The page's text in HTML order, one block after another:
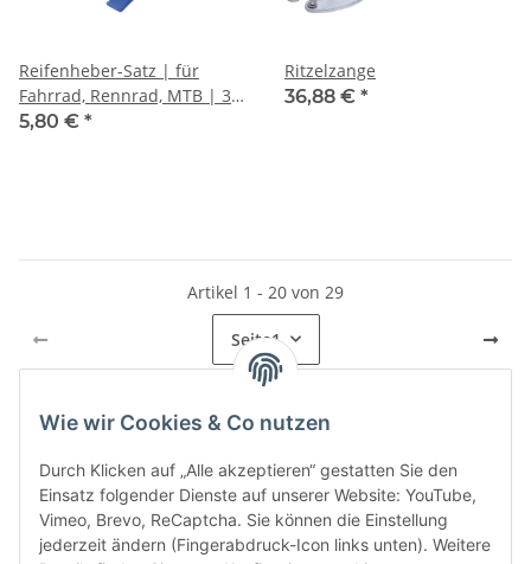
Wie wir Cookies & Co nutzen
Durch Klicken auf „Alle akzeptieren“ gestatten Sie den
Einsatz folgender Dienste auf unserer Website: YouTube,
Vimeo, Brevo, ReCaptcha. Sie können die Einstellung
jederzeit ändern (Fingerabdruck-Icon links unten). Weitere
Reifenheber-Satz | für
Fahrrad, Rennrad, MTB | 3-
tlg.
5,80 € *
Ritzelzange
36,88 € *
Artikel 1 - 20 von 29
Seite1
Kategorien